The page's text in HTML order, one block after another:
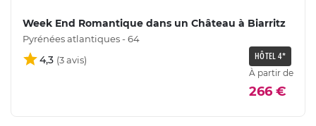
Week End Romantique dans un Château à Biarritz
Pyrénées atlantiques - 64
4,3 HÔTEL 4*
À partir de
266 €